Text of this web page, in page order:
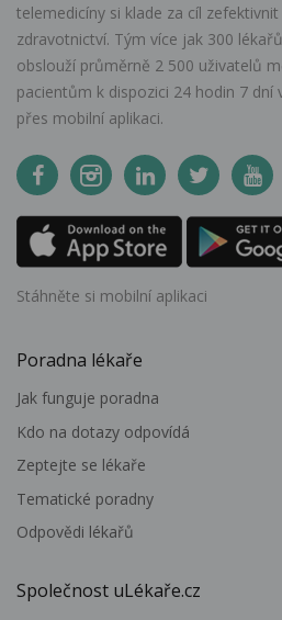
telemedicíny si klade za cíl
zdravotnictví. Tým více jak 300
obslouží průměrně 2 500 uživatelů
pacientům k dispozici 24 hodin 7 dní
přes mobilní aplikaci.
Stáhněte si mobilní aplikaci
Poradna lékaře
Jak funguje poradna
Kdo na dotazy odpovídá
Zeptejte se lékaře
Tematické poradny
Odpovědi lékařů
Společnost uLékaře.cz